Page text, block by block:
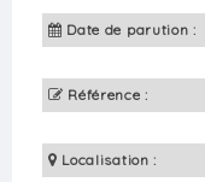
Date de parution :
Référence :
Localisation :